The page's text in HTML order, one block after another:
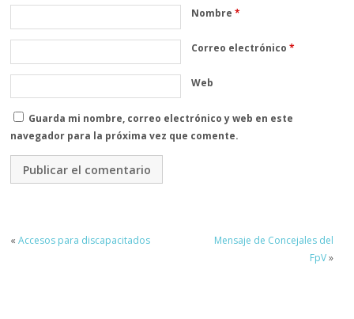
Nombre*
Correo electrónico*
Web
Guarda mi nombre, correo electrónico y web en este
navegador para la próxima vez que comente.
«Accesos para discapacitados
Mensaje de Concejales del
FpV»